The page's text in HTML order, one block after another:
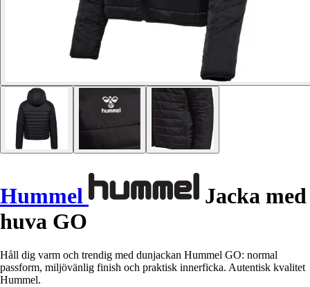
Hummel
Jacka med
huva GO
Håll dig varm och trendig med dunjackan Hummel GO: normal
passform, miljövänlig finish och praktisk innerficka. Autentisk kvalitet
Hummel.